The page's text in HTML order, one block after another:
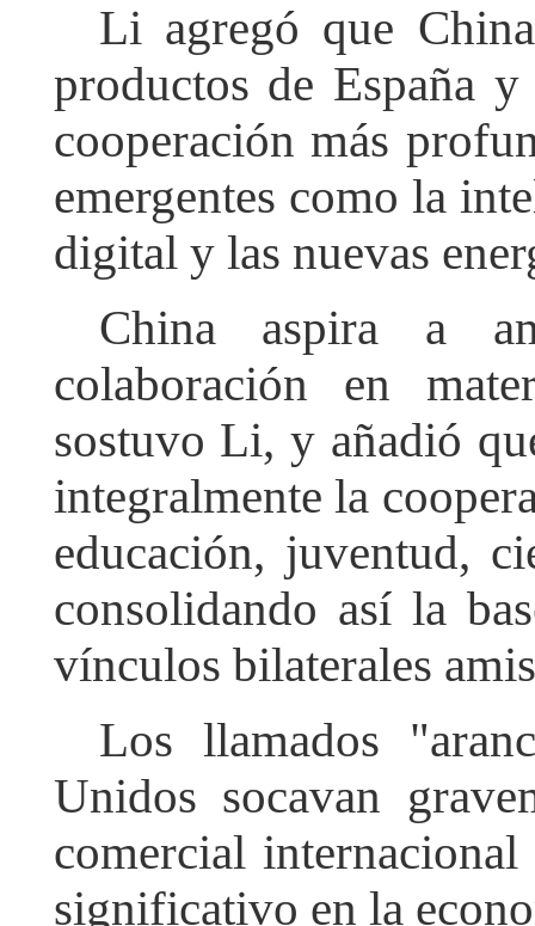
Li agregó que
productos de España
cooperación más
emergentes como la
digital y las nuevas
China aspira a
colaboración en
sostuvo Li, y añadió
integralmente la
educación, juventud,
consolidando así la
vínculos bilaterales
Los llamados
Unidos socavan
comercial
significativo en la